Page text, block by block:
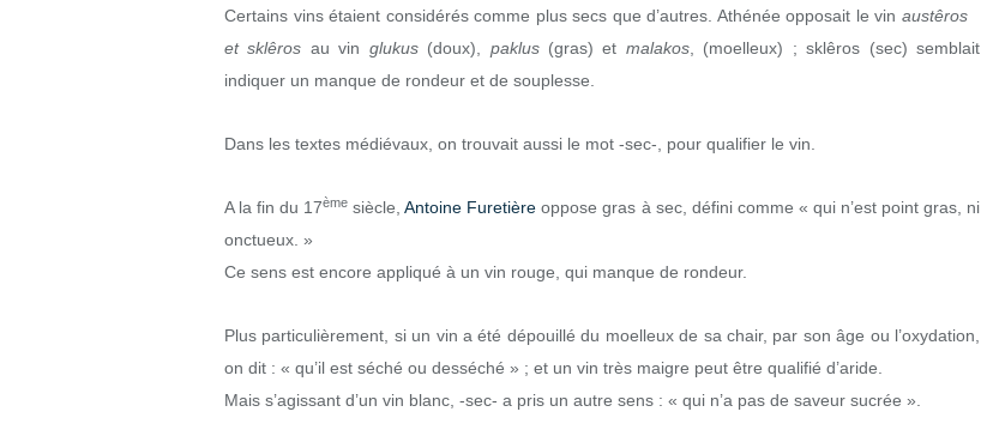
Certains vins étaient considérés comme plus secs que d’autres. Athénée opposait le vin austêros
et sklêros au vin glukus(doux), paklus(gras) et malakos, (moelleux) ; sklêros (sec) semblait
indiquer un manque de rondeur et de souplesse.
Dans les textes médiévaux, on trouvait aussi le mot -sec-, pour qualifier le vin.
A la fin du 17ème siècle,Antoine Furetière oppose gras à sec, défini comme « qui n’est point gras, ni
onctueux. »
Ce sens est encore appliqué à un vin rouge, qui manque de rondeur.
Plus particulièrement, si un vin a été dépouillé du moelleux de sa chair, par son âge ou l’oxydation,
on dit : « qu’il est séché ou desséché » ; et un vin très maigre peut être qualifié d’aride.
Mais s’agissant d’un vin blanc, -sec- a pris un autre sens : « qui n’a pas de saveur sucrée ».